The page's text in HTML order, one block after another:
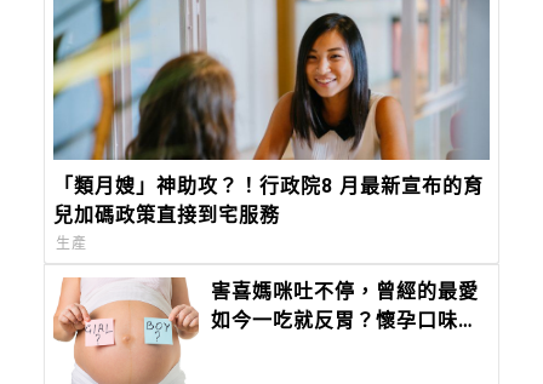
「類月嫂」神助攻？！行政院8 月最新宣布的育
兒加碼政策直接到宅服務
生產
害喜媽咪吐不停，曾經的最愛
如今一吃就反胃？懷孕口味喜